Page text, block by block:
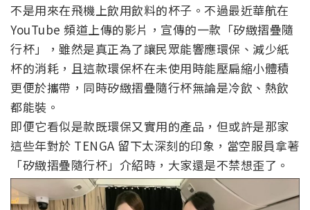
不是用來在飛機上飲用飲料的杯子。不過最近華航在
YouTube 頻道上傳的影片，宣傳的一款「矽緻摺疊隨
行杯」，雖然是真正為了讓民眾能響應環保、減少紙
杯的消耗，且這款環保杯在未使用時能壓扁縮小體積
更便於攜帶，同時矽緻摺疊隨行杯無論是冷飲、熱飲
都能裝。
即便它看似是款既環保又實用的產品，但或許是那家
這些年對於 TENGA 留下太深刻的印象，當空服員拿著
「矽緻摺疊隨行杯」介紹時，大家還是不禁想歪了。